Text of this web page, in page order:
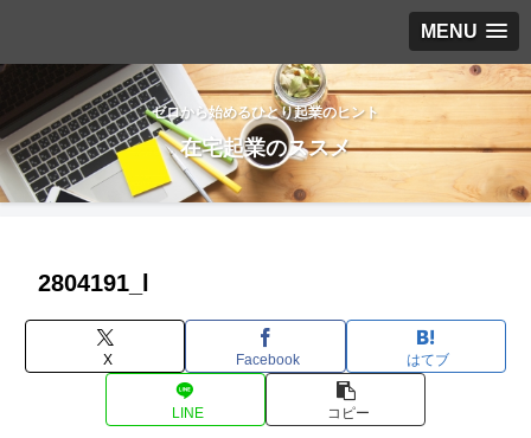
MENU
ゼロから始めるひとり起業のヒント
在宅起業のススメ
2804191_l
X Facebook はてブ
LINE コピー